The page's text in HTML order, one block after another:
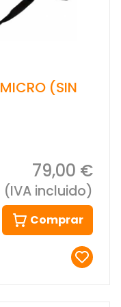
(SIN
79,00 €
(IVA incluido)
Comprar